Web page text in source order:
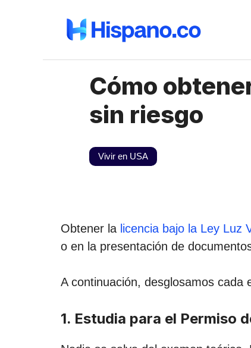
Cómo
sin riesgo
Vivir en USA
Obtener la licencia bajo la Ley Luz
o en la presentación de
A continuación, desglosamos
1. Estudia para el Permiso